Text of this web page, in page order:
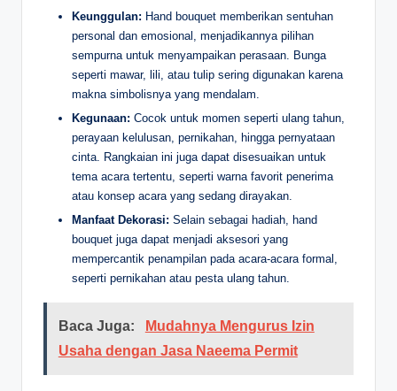
Keunggulan: Hand bouquet memberikan sentuhan
personal dan emosional, menjadikannya pilihan
sempurna untuk menyampaikan perasaan. Bunga
seperti mawar, lili, atau tulip sering digunakan karena
makna simbolisnya yang mendalam.
Kegunaan: Cocok untuk momen seperti ulang tahun,
perayaan kelulusan, pernikahan, hingga pernyataan
cinta. Rangkaian ini juga dapat disesuaikan untuk
tema acara tertentu, seperti warna favorit penerima
atau konsep acara yang sedang dirayakan.
Manfaat Dekorasi: Selain sebagai hadiah, hand
bouquet juga dapat menjadi aksesori yang
mempercantik penampilan pada acara-acara formal,
seperti pernikahan atau pesta ulang tahun.
Baca Juga:
Mudahnya Mengurus Izin
Usaha dengan Jasa Naeema Permit